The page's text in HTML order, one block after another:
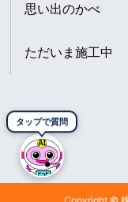
タップで質問
思い出のかべ
ただいま施工中